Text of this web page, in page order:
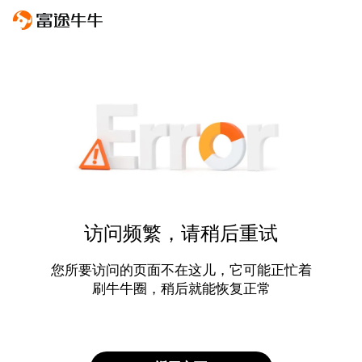
访问频繁，请稍后重试
您所要访问的页面不在这儿，它可能正忙着
刷牛牛圈，稍后就能恢复正常